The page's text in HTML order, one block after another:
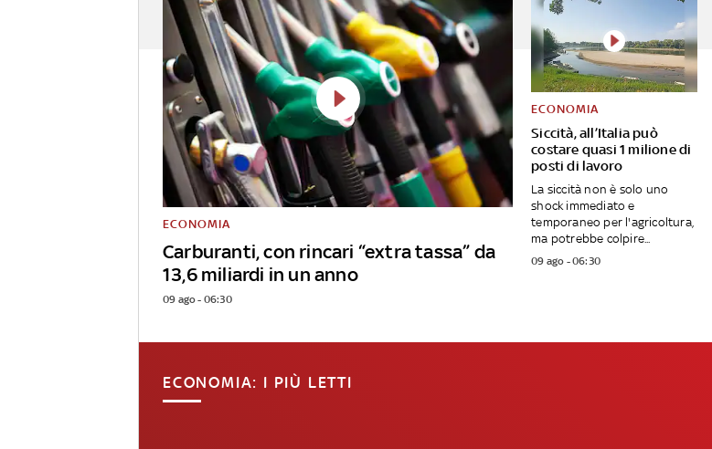
Carburanti, con rincari “extra tassa” da
13,6 miliardi in un anno
ECONOMIA
09 ago - 06:30
Siccità, all’Italia può
costare quasi 1 milione di
posti di lavoro
ECONOMIA
La siccità non è solo uno
shock immediato e
temporaneo per l'agricoltura,
ma potrebbe colpire...
09 ago - 06:30
ECONOMIA: I PIÙ LETTI